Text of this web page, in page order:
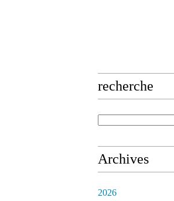
recherche
Archives
2026